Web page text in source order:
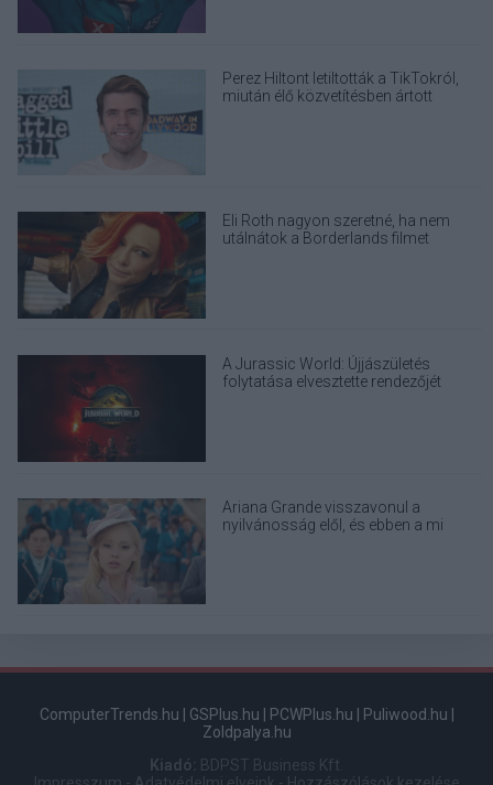
Perez Hiltont letiltották a TikTokról,
miután élő közvetítésben ártott
Eli Roth nagyon szeretné, ha nem
utálnátok a Borderlands filmet
A Jurassic World: Újjászületés
folytatása elvesztette rendezőjét
Ariana Grande visszavonul a
nyilvánosság elől, és ebben a mi
ComputerTrends.hu GSPlus.hu PCWPlus.hu Puliwood.hu
Zoldpalya.hu
Kiadó:
BDPST Business Kft.